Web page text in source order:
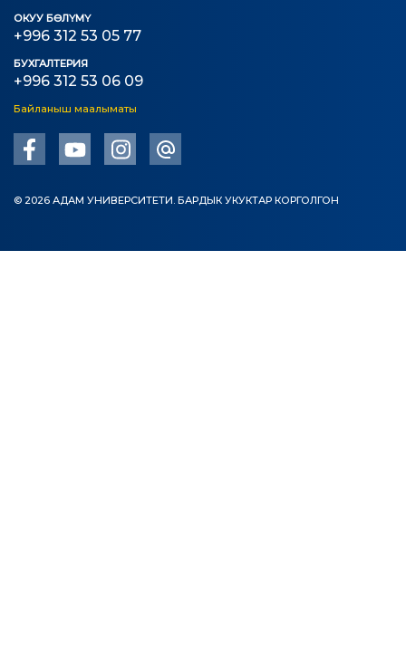
ОКУУ БӨЛҮМҮ
+996 312 53 05 77
БУХГАЛТЕРИЯ
+996 312 53 06 09
Байланыш маалыматы
© 2026 АДАМ УНИВЕРСИТЕТИ. БАРДЫК УКУКТАР КОРГОЛГОН